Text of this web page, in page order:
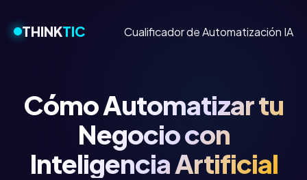
THINKTIC Cualificador de Automatización IA
Cómo Automatizar tu
Negocio con
Inteligencia Artificial